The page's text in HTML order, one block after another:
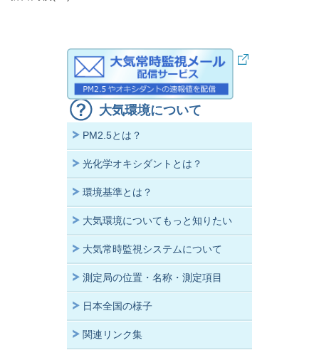
大気環境について
PM2.5とは？
光化学オキシダントとは？
環境基準とは？
大気環境についてもっと知りたい
大気常時監視システムについて
測定局の位置・名称・測定項目
日本全国の様子
関連リンク集